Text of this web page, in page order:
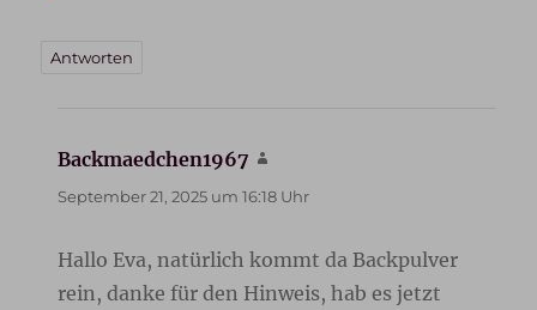
Antworten
Backmaedchen1967
September 21, 2025 um 16:18 Uhr
Hallo Eva, natürlich kommt da Backpulver
rein, danke für den Hinweis, hab es jetzt